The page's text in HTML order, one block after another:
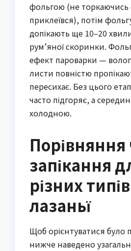
фольгою (не
приклеївся), потім
допікають ще 10–20
рум’яної скоринки.
ефект пароварки —
листи повністю
пересихає. Без цього
часто підгоряє, а
холодною.
Порівняння
запікання
різних типів
лазаньї
Щоб орієнтуватися було
нижче наведено